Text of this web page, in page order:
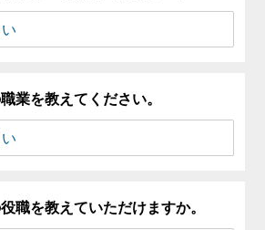
業を教えてください。
職を教えていただけますか。